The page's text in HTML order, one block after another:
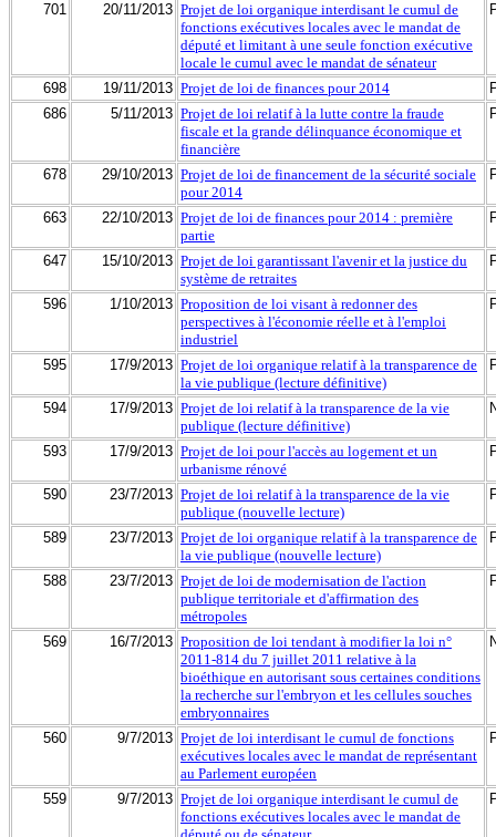
701 20/11/2013 Projet de loi organique interdisant le cumul de
fonctions exécutives locales avec le mandat de
député et limitant à une seule fonction exécutive
locale le cumul avec le mandat de sénateur
698 19/11/2013 Projet de loi de finances pour 2014
686
5/11/2013 Projet de loi relatif à la lutte contre la fraude
fiscale et la grande délinquance économique et
financière
678 29/10/2013 Projet de loi de financement de la sécurité sociale
pour 2014
663 22/10/2013 Projet de loi de finances pour 2014 : première
partie
647 15/10/2013 Projet de loi garantissant l'avenir et la justice du
système de retraites
596 1/10/2013 Proposition de loi visant à redonner des
perspectives à l'économie réelle et à l'emploi
industriel
595 17/9/2013 Projet de loi organique relatif à la transparence de
la vie publique (lecture définitive)
594 17/9/2013 Projet de loi relatif à la transparence de la vie
publique (lecture définitive)
593 17/9/2013 Projet de loi pour l'accès au logement et un
urbanisme rénové
590 23/7/2013 Projet de loi relatif à la transparence de la vie
publique (nouvelle lecture)
589 23/7/2013 Projet de loi organique relatif à la transparence de
la vie publique (nouvelle lecture)
588 23/7/2013 Projet de loi de modernisation de l'action
publique territoriale et d'affirmation des
métropoles
569 16/7/2013 Proposition de loi tendant à modifier la loi n°
2011-814 du 7 juillet 2011 relative à la
bioéthique en autorisant sous certaines conditions
la recherche sur l'embryon et les cellules souches
embryonnaires
560 9/7/2013 Projet de loi interdisant le cumul de fonctions
exécutives locales avec le mandat de représentant
au Parlement européen
559 9/7/2013 Projet de loi organique interdisant le cumul de
fonctions exécutives locales avec le mandat de